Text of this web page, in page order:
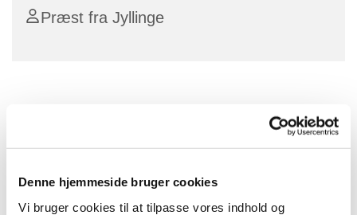
Denne hjemmeside bruger cookies
Vi bruger cookies til at tilpasse vores indhold og
Præst fra Jyllinge